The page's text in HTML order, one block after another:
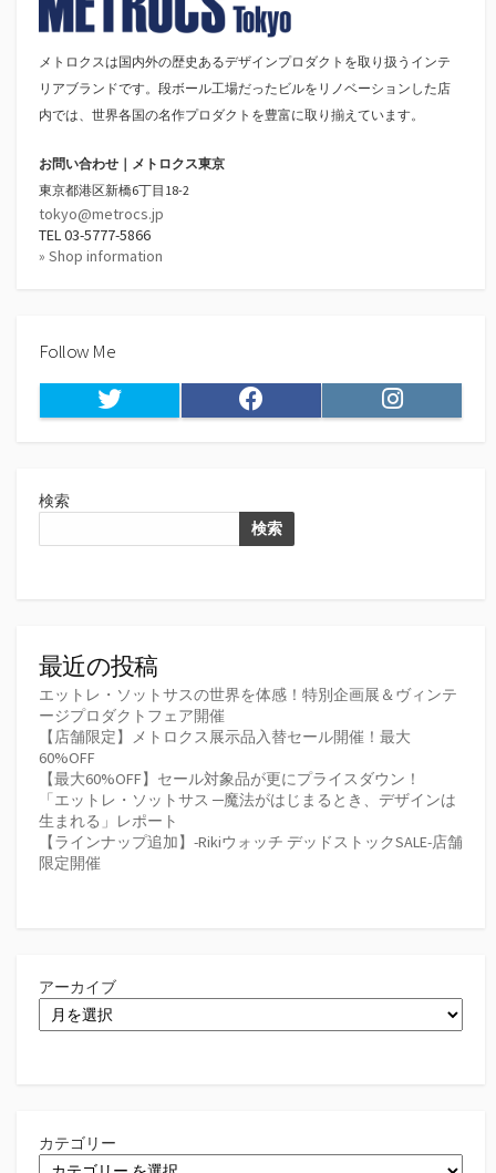
メトロクスは国内外の歴史あるデザインプロダクトを取り扱うインテ
リアブランドです。段ボール工場だったビルをリノベーションした店
内では、世界各国の名作プロダクトを豊富に取り揃えています。
お問い合わせ｜メトロクス東京
東京都港区新橋6丁目18-2
tokyo@metrocs.jp
TEL 03-5777-5866
» Shop information
Follow Me
Twitter Facebook Instagram
検索
検索
最近の投稿
エットレ・ソットサスの世界を体感！特別企画展＆ヴィンテ
ージプロダクトフェア開催
【店舗限定】メトロクス展示品入替セール開催！最大
60%OFF
【最大60%OFF】セール対象品が更にプライスダウン！
「エットレ・ソットサス ─魔法がはじまるとき、デザインは
生まれる」レポート
【ラインナップ追加】-Rikiウォッチ デッドストックSALE-店舗
限定開催
アーカイブ
カテゴリー